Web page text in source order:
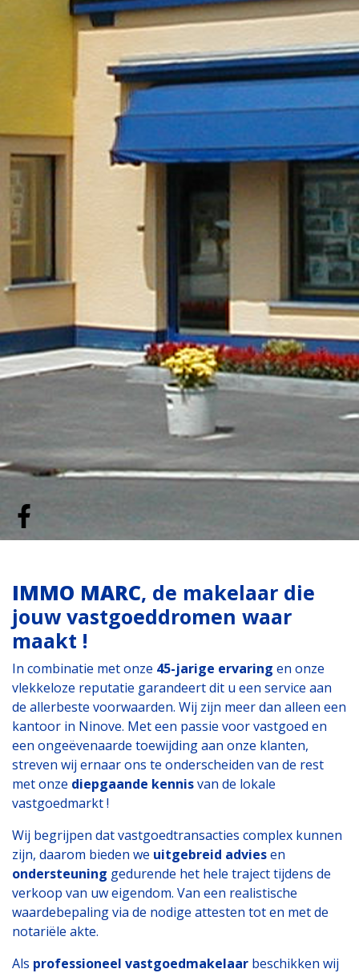
IMMO MARC, de makelaar die
jouw vastgoeddromen waar
maakt !
In combinatie met onze 45-jarige ervaring en onze
vlekkeloze reputatie garandeert dit u een service aan
de allerbeste voorwaarden. Wij zijn meer dan alleen een
kantoor in Ninove. Met een passie voor vastgoed en
een ongeëvenaarde toewijding aan onze klanten,
streven wij ernaar ons te onderscheiden van de rest
met onze diepgaande kennisvan de lokale
vastgoedmarkt !
Wij begrijpen dat vastgoedtransacties complex kunnen
zijn, daarom bieden we uitgebreid adviesen
ondersteuning gedurende het hele traject tijdens de
verkoop van uw eigendom. Van een realistische
waardebepaling via de nodige attesten tot en met de
notariële akte.
Als professioneel vastgoedmakelaar beschikken wij